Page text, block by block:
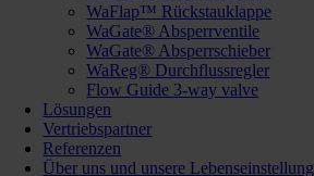
WaFlap™ Rückstauklappe
WaGate® Absperrventile
WaGate® Absperrschieber
WaReg® Durchflussregler
Flow Guide 3-way valve
Lösungen
Vertriebspartner
Referenzen
Über uns und unsere Lebenseinstellung